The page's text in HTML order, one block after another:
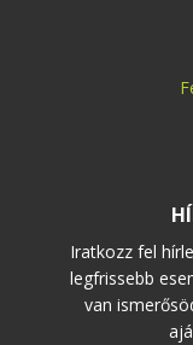
Iratkozz fel
legfrissebb
van